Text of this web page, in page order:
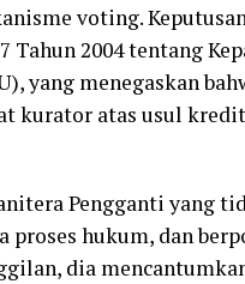
voting.
Tahun 2004 tentang
yang menegaskan
kurator atas usul
Pengganti yang
proses hukum, dan
dia